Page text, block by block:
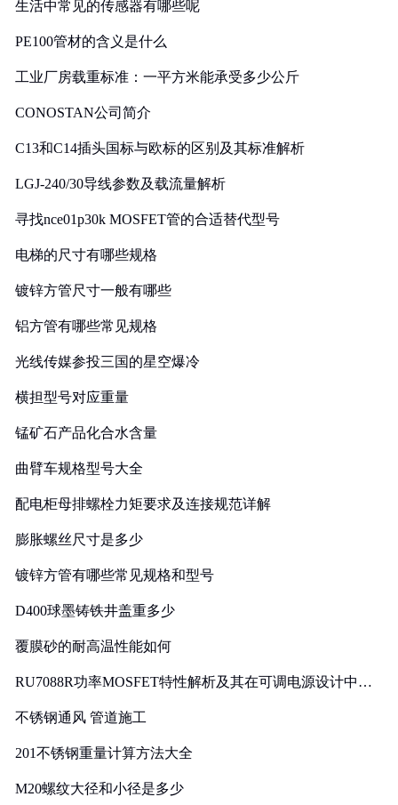
生活中常见的传感器有哪些呢
PE100管材的含义是什么
工业厂房载重标准：一平方米能承受多少公斤
CONOSTAN公司简介
C13和C14插头国标与欧标的区别及其标准解析
LGJ-240/30导线参数及载流量解析
寻找nce01p30k MOSFET管的合适替代型号
电梯的尺寸有哪些规格
镀锌方管尺寸一般有哪些
铝方管有哪些常见规格
光线传媒参投三国的星空爆冷
横担型号对应重量
锰矿石产品化合水含量
曲臂车规格型号大全
配电柜母排螺栓力矩要求及连接规范详解
膨胀螺丝尺寸是多少
镀锌方管有哪些常见规格和型号
D400球墨铸铁井盖重多少
覆膜砂的耐高温性能如何
RU7088R功率MOSFET特性解析及其在可调电源设计中的
不锈钢通风 管道施工
201不锈钢重量计算方法大全
M20螺纹大径和小径是多少